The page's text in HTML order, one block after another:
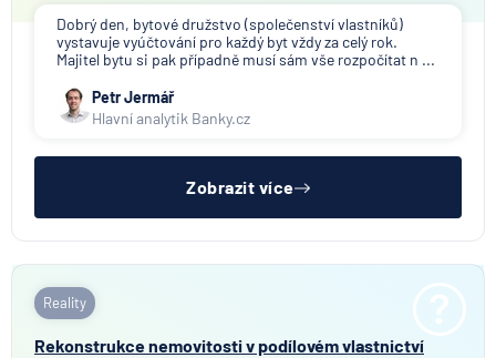
Dobrý den, bytové družstvo (společenství vlastníků)
vystavuje vyúčtování pro každý byt vždy za celý rok.
Majitel bytu si pak případně musí sám vše rozpočítat n ...
Petr Jermář
Hlavní analytik Banky.cz
Zobrazit více
Reality
Rekonstrukce nemovitosti v podílovém vlastnictví